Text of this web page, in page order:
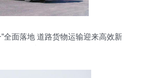
全面落地 道路货物运输迎来高效新